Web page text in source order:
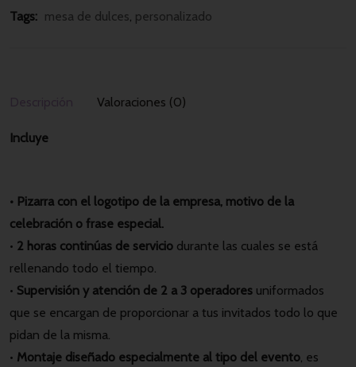
Tags: mesa de dulces, personalizado
Valoraciones (0)
Incluye
• Pizarra con el logotipo de la empresa, motivo de la
celebración o frase especial.
• 2 horas continúas de servicio durante las cuales se está
rellenando todo el tiempo.
• Supervisión y atención de 2 a 3 operadores uniformados
que se encargan de proporcionar a tus invitados todo lo que
pidan de la misma.
• Montaje diseñado especialmente al tipo del evento, es